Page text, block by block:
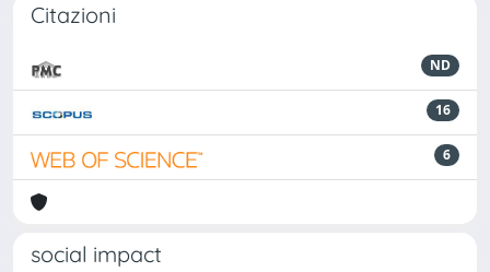
Citazioni
ND
16
6
social impact